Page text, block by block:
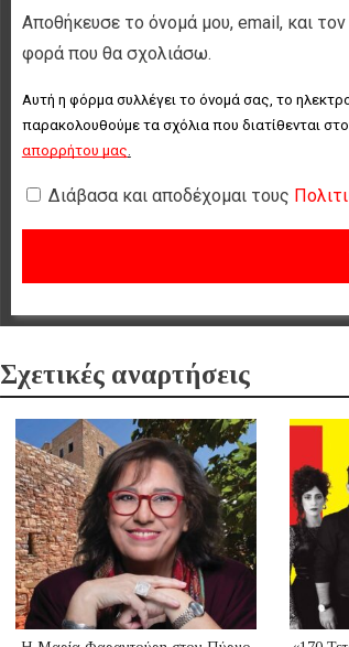
Αποθήκευσε το όνομά μου, email, και
φορά που θα σχολιάσω.
Αυτή η φόρμα συλλέγει το όνομά σας, το
παρακολουθούμε τα σχόλια που διατίθενται
απορρήτου μας.
Διάβασα και αποδέχομαι τους
Σχετικές αναρτήσεις